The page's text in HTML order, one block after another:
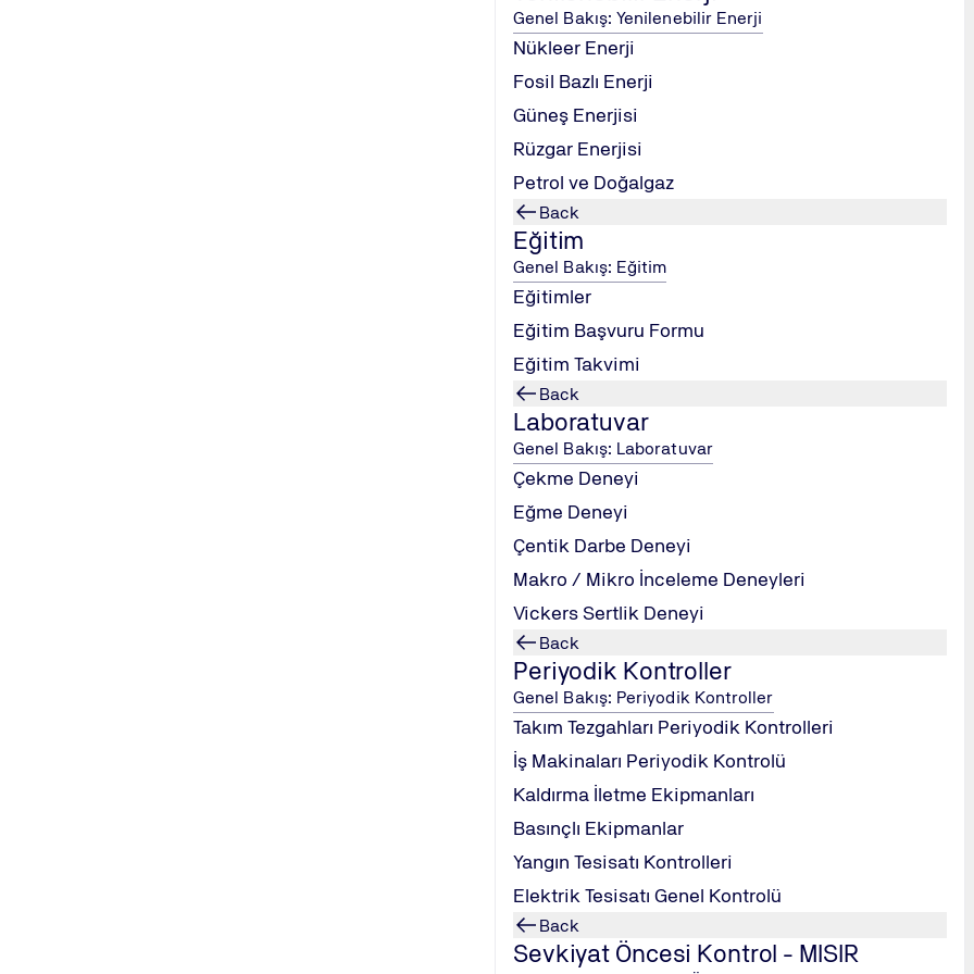
Genel Bakış: Yenilenebilir Enerji
Nükleer Enerji
Fosil Bazlı Enerji
Güneş Enerjisi
Rüzgar Enerjisi
Petrol ve Doğalgaz
Back
Eğitim
Genel Bakış: Eğitim
Eğitimler
Eğitim Başvuru Formu
Eğitim Takvimi
Back
Laboratuvar
Genel Bakış: Laboratuvar
Çekme Deneyi
Eğme Deneyi
Çentik Darbe Deneyi
Makro / Mikro İnceleme Deneyleri
Vickers Sertlik Deneyi
Back
Periyodik Kontroller
Genel Bakış: Periyodik Kontroller
Takım Tezgahları Periyodik Kontrolleri
İş Makinaları Periyodik Kontrolü
Kaldırma İletme Ekipmanları
Basınçlı Ekipmanlar
Yangın Tesisatı Kontrolleri
Elektrik Tesisatı Genel Kontrolü
Back
Sevkiyat Öncesi Kontrol - MISIR
Gelişimi destekleyen, yargılayıcı olmayan geri bildirimler verme ve alma.
Çatışmanın altında yatan nedenleri anlama ve kazan-kazan çözümler için müzakere.
Farklı kişilik tiplerine göre iletişim stratejileri.
İletişimdeki duyguları tanıma ve yönetme.
Kendi ihtiyaç ve duygularınızı saygılı bir şekilde ifade etme.
Mesajınızı net ve ikna edici bir şekilde sunma.
: Konunun uzmanları tarafından yapılan kapsamlı ve anlaşılır sunumlar.
: Gerçek hayattan iletişim örneklerinin incelenmesi.
: Uygulamalar sonrası bireysel ve grup geri bildirimleri.
TÜV NORD Online Eğitim Merkezi (veya Kurum İçi Eğitimler için talep edilen lokasyon)
TÜV NORD onaylı uluslararası geçerliliği olan eğitim sertifikası verilecektir.
TÜV NORD Turkey Teknik Kontrol ve Belgelendirme A.Ş. ⋅ Şehit Mehmet Fatih Öngül Sokak, No: 5 ⋅ Odak Plaza, Kat: 4, ⋅ 34742 Kadıköy/